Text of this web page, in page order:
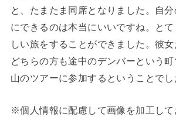
と、たまたま同席となりました。自
にできるのは本当にいいですね。と
しい旅をすることができました。彼女
どちらの方も途中のデンバーという
山のツアーに参加するということでし
※個人情報に配慮して画像を加工して